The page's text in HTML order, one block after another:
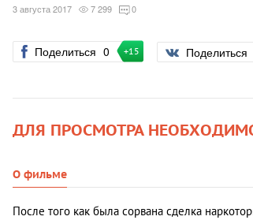
3 августа 2017 7 299 0
Поделиться 0 +15 Поделиться
ДЛЯ ПРОСМОТРА
О фильме
После того как была сорвана сделка